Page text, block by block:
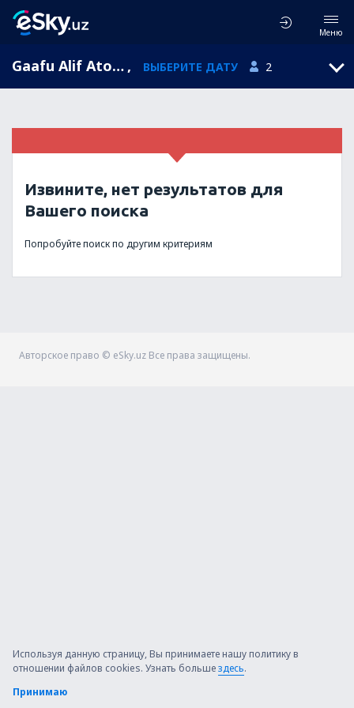
Меню
Gaafu Alif Atoll, Gaafu Alif, Мальдивы , ВЫБЕРИТЕ ДАТУ 2
Извините, нет результатов для
Вашего поиска
Попробуйте поиск по другим критериям
Авторское право © eSky.uz Все права защищены.
Используя данную страницу, Вы принимаете нашу политику в
отношении файлов cookies. Узнать большездесь.
Принимаю